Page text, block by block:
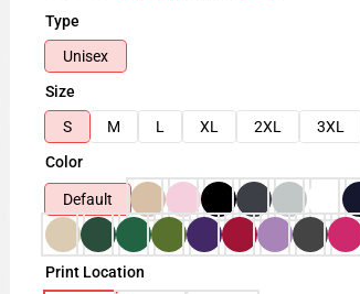
Type
Unisex
Size
S
M L XL 2XL 3XL
Color
Default
Print Location